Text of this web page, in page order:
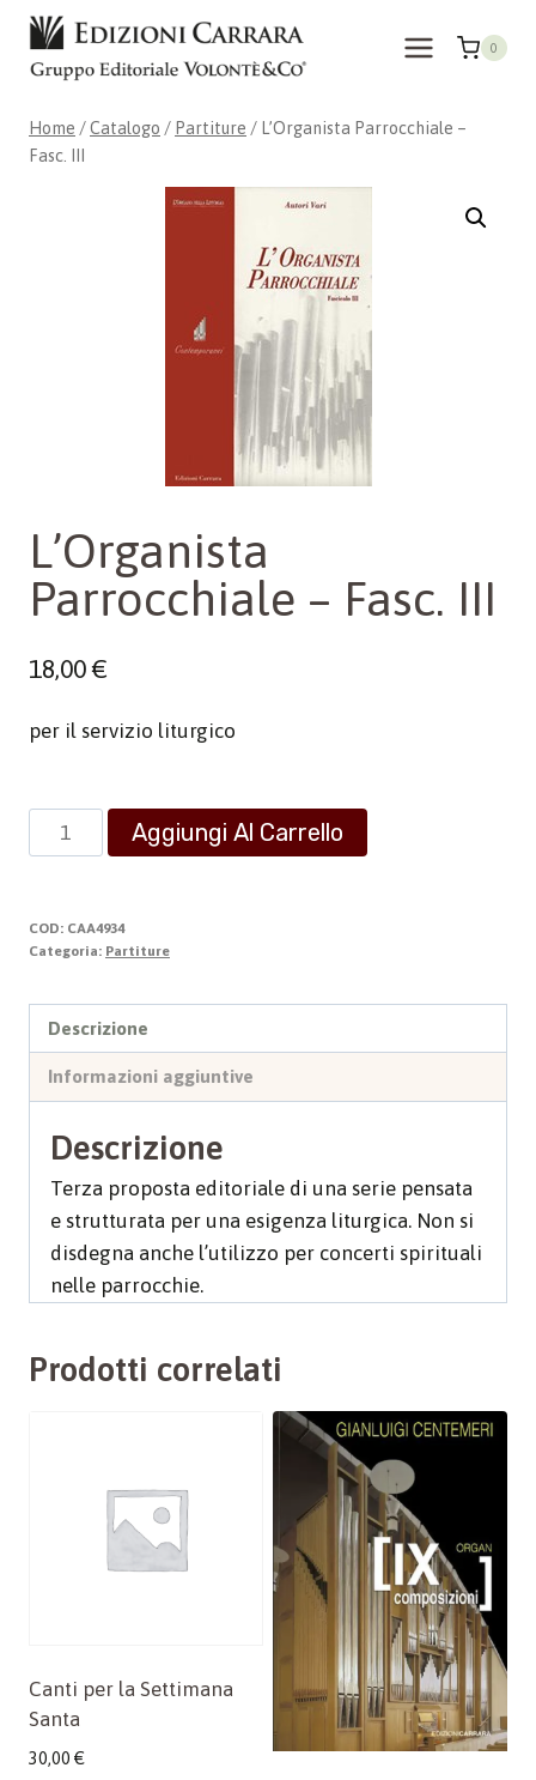
Salta
contenuto
0
Home /Catalogo / Partiture /
L’Organista Parrocchiale –
Fasc. III
L’Organista
Parrocchiale – Fasc. III
18,00€
per il servizio liturgico
L'Organista
Parrocchiale
Fasc.
III
Aggiungi Al Carrello
COD: CAA4934
Categoria: Partiture
Descrizione
Informazioni aggiuntive
Descrizione
Terza proposta editoriale di una serie pensata
e strutturata per una esigenza liturgica. Non si
disdegna anche l’utilizzo per concerti spirituali
nelle parrocchie.
Prodotti correlati
Canti per la Settimana
Santa
30,00 €